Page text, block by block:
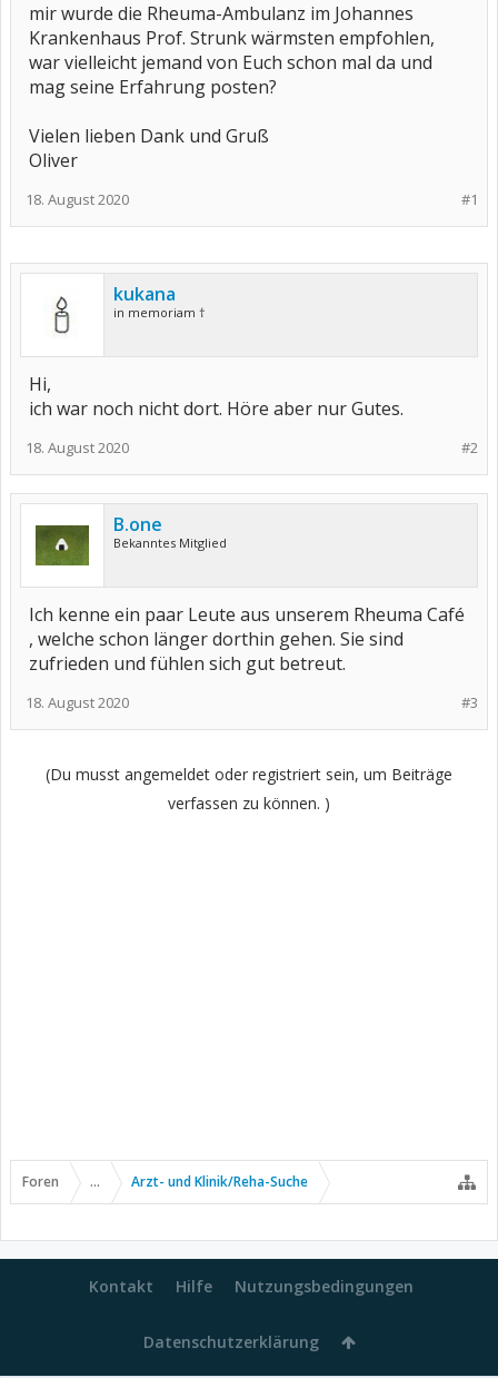
mir wurde die Rheuma-Ambulanz im Johannes
Krankenhaus Prof. Strunk wärmsten empfohlen,
war vielleicht jemand von Euch schon mal da und
mag seine Erfahrung posten?
Vielen lieben Dank und Gruß
Oliver
#1
18. August 2020
kukana
in memoriam †
Hi,
ich war noch nicht dort. Höre aber nur Gutes.
#2
18. August 2020
B.one
Bekanntes Mitglied
Ich kenne ein paar Leute aus unserem Rheuma Café
, welche schon länger dorthin gehen. Sie sind
zufrieden und fühlen sich gut betreut.
#3
18. August 2020
(Du musst angemeldet oder registriert sein, um Beiträge
verfassen zu können. )
Foren ... Arzt- und Klinik/Reha-Suche
Kontakt Hilfe Nutzungsbedingungen
Datenschutzerklärung